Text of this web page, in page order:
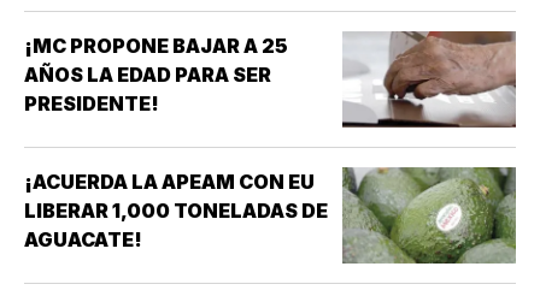
¡MC PROPONE BAJAR A 25
AÑOS LA EDAD PARA SER
PRESIDENTE!
¡ACUERDA LA APEAM CON EU
LIBERAR 1,000 TONELADAS DE
AGUACATE!